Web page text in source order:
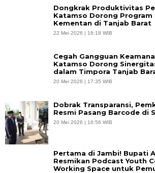
Dongkrak Produktivitas
Katamso Dorong Program
Kementan di Tanjab Barat
22 Mei 2026 | 16:18 WIB
Cegah Gangguan
Katamso Dorong
dalam Timpora Tanjab
20 Mei 2026 | 17:35 WIB
Dobrak Transparansi,
Resmi Pasang Barcode di
20 Mei 2026 | 16:56 WIB
Pertama di Jambi! Bupati
Resmikan Podcast Youth
Working Space untuk